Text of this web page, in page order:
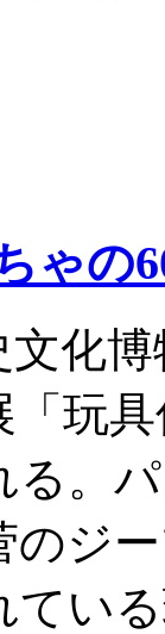
ゃの
化博
「玩
る。
のジ
てい